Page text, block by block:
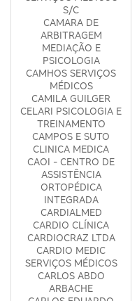
S/C
CAMARA DE
ARBITRAGEM
MEDIAÇÃO E
PSICOLOGIA
CAMHOS SERVIÇOS
MÉDICOS
CAMILA GUILGER
CELARI PSICOLOGIA E
TREINAMENTO
CAMPOS E SUTO
CLINICA MEDICA
CAOI - CENTRO DE
ASSISTÊNCIA
ORTOPÉDICA
INTEGRADA
CARDIALMED
CARDIO CLÍNICA
CARDIOCRAZ LTDA
CARDIO MEDIC
SERVIÇOS MÉDICOS
CARLOS ABDO
ARBACHE